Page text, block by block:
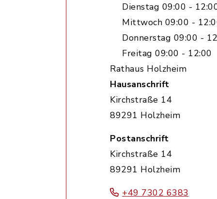
Dienstag 09:00 -
Mittwoch 09:00 -
Donnerstag 09:00 -
Freitag 09:00 - 12:00
Rathaus Holzheim
Hausanschrift
Kirchstraße 14
89291 Holzheim
Postanschrift
Kirchstraße 14
89291 Holzheim
+49 7302 6383